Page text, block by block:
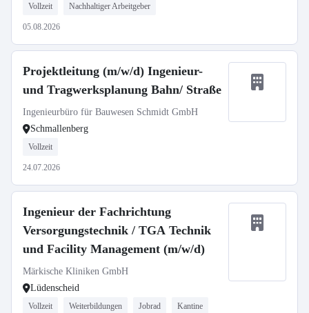
Vollzeit Nachhaltiger Arbeitgeber
05.08.2026
Projektleitung (m/w/d) Ingenieur-
und Tragwerksplanung Bahn/ Straße
Ingenieurbüro für Bauwesen Schmidt GmbH
Schmallenberg
Vollzeit
24.07.2026
Ingenieur der Fachrichtung
Versorgungstechnik / TGA Technik
und Facility Management (m/w/d)
Märkische Kliniken GmbH
Lüdenscheid
Vollzeit Weiterbildungen Jobrad Kantine